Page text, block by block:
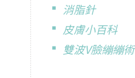
消脂針
皮膚小百科
雙波V臉繃繃術